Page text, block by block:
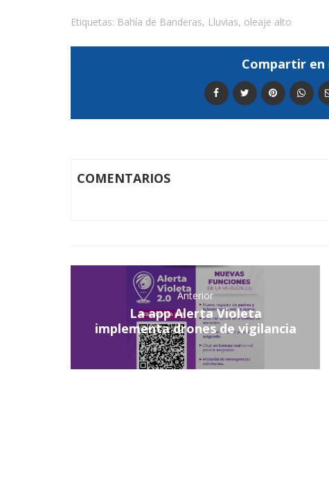
Etiquetas: Bahía de Banderas, Lluvias, oleaje alto
Compartir en
COMENTARIOS
Anterior
La app Alerta Violeta
implementa drones de vigilancia